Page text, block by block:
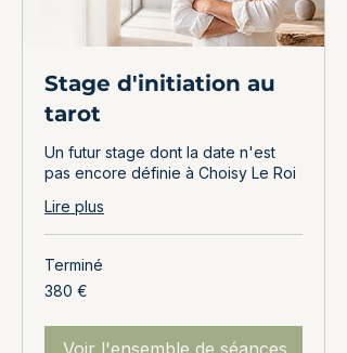
Stage d'initiation au
tarot
Un futur stage dont la date n'est
pas encore définie à Choisy Le Roi
Lire plus
Terminé
380
euros
380 €